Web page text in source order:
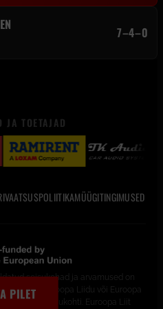
PILET
7–4–0
JA TOETAJAD
MÜÜGITINGIMUSED
seisukohad ja arvamused on
Euroopa Liidu või Euroopa
(EACEA) seisukohti. Euroopa Liit